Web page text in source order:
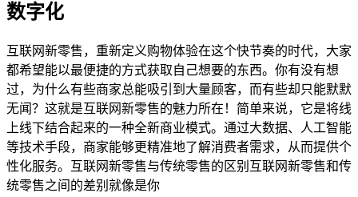
数字化
互联网新零售，重新定义购物体验在这个快节奏的时代，大家
都希望能以最便捷的方式获取自己想要的东西。你有没有想
过，为什么有些商家总能吸引到大量顾客，而有些却只能默默
无闻？这就是互联网新零售的魅力所在！简单来说，它是将线
上线下结合起来的一种全新商业模式。通过大数据、人工智能
等技术手段，商家能够更精准地了解消费者需求，从而提供个
性化服务。互联网新零售与传统零售的区别互联网新零售和传
统零售之间的差别就像是你